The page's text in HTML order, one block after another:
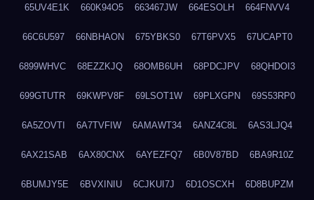
65UV4E1K 660K94O5 663467JW 664ESOLH 664FNVV4
66C6U597 66NBHAON 675YBKS0 67T6PVX5 67UCAPT0
6899WHVC 68EZZKJQ 68OMB6UH 68PDCJPV 68QHDOI3
699GTUTR 69KWPV8F 69LSOT1W 69PLXGPN 69S53RP0
6A5ZOVTI 6A7TVFIW 6AMAWT34 6ANZ4C8L 6AS3LJQ4
6AX21SAB 6AX80CNX 6AYEZFQ7 6B0V87BD 6BA9R10Z
6BUMJY5E 6BVXINIU 6CJKUI7J 6D1OSCXH 6D8BUPZM